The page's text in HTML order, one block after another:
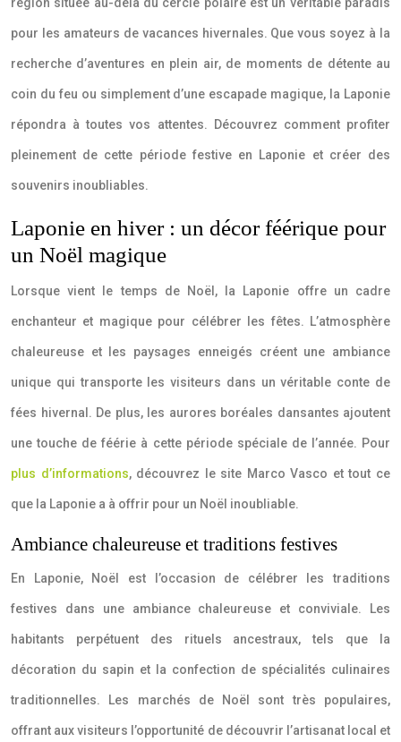
pour les amateurs de vacances hivernales. Que vous soyez à la
recherche d’aventures en plein air, de moments de détente au
coin du feu ou simplement d’une escapade magique, la Laponie
répondra à toutes vos attentes. Découvrez comment profiter
pleinement de cette période festive en Laponie et créer des
souvenirs inoubliables.
Laponie en hiver : un décor féérique pour
un Noël magique
Lorsque vient le temps de Noël, la Laponie offre un cadre
enchanteur et magique pour célébrer les fêtes. L’atmosphère
chaleureuse et les paysages enneigés créent une ambiance
unique qui transporte les visiteurs dans un véritable conte de
fées hivernal. De plus, les aurores boréales dansantes ajoutent
une touche de féérie à cette période spéciale de l’année. Pour
plus d’informations, découvrez le site Marco Vasco et tout ce
que la Laponie a à offrir pour un Noël inoubliable.
Ambiance chaleureuse et traditions festives
En Laponie, Noël est l’occasion de célébrer les traditions
festives dans une ambiance chaleureuse et conviviale. Les
habitants perpétuent des rituels ancestraux, tels que la
décoration du sapin et la confection de spécialités culinaires
traditionnelles. Les marchés de Noël sont très populaires,
offrant aux visiteurs l’opportunité de découvrir l’artisanat local et